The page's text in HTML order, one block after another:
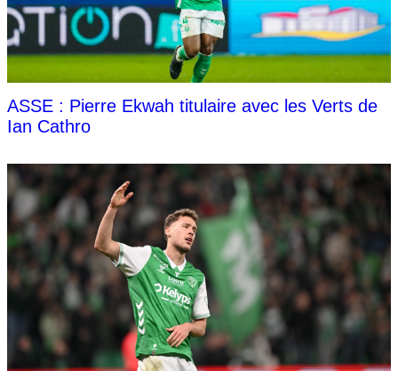
ASSE : Pierre Ekwah titulaire avec les Verts de
Ian Cathro